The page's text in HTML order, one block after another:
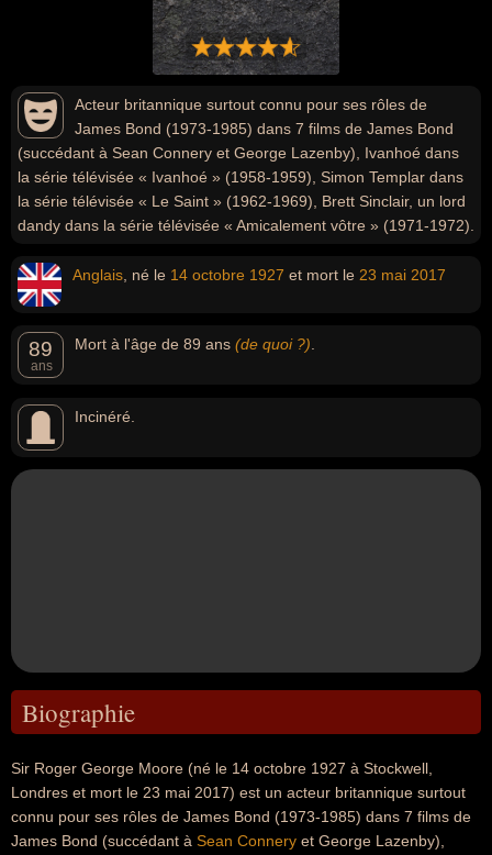
Acteur britannique surtout connu pour ses rôles de
James Bond (1973-1985) dans 7 films de James Bond
(succédant à Sean Connery et George Lazenby), Ivanhoé dans
la série télévisée « Ivanhoé » (1958-1959), Simon Templar dans
la série télévisée « Le Saint » (1962-1969), Brett Sinclair, un lord
dandy dans la série télévisée « Amicalement vôtre » (1971-1972).
Anglais , né le 14 octobre 1927 et mort le 23 mai 2017
89
ans
Mort à l'âge de 89 ans (de quoi ?)
Incinéré.
Biographie
Sir Roger George Moore (né le 14 octobre 1927 à Stockwell,
Londres et mort le 23 mai 2017) est un acteur britannique surtout
connu pour ses rôles de James Bond (1973-1985) dans 7 films de
James Bond (succédant à Sean Connery et George Lazenby),